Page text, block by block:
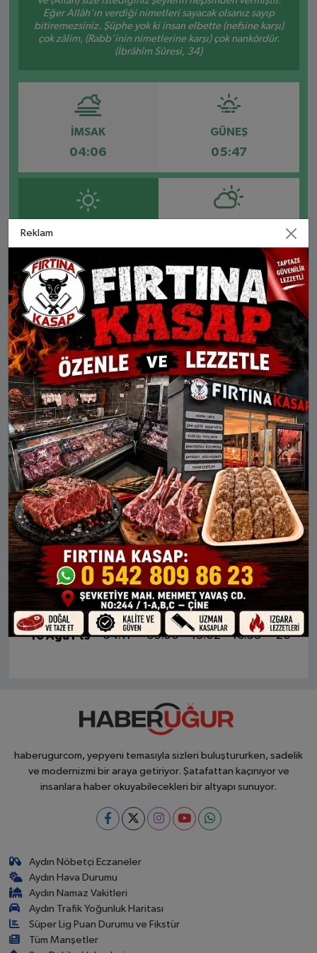
Eğer Allâh’ın verdiği nimetleri sayacak olsanız sayıp
bitiremezsiniz. Şüphe yok ki insan elbette (nefsine karşı)
çok zâlim, (Rabb’inin nimetlerine karşı) çok nankördür.
(İbrâhîm Sûresi, 34)
İMSAK
04:06
GÜNEŞ
05:47
13:03 16:55
AKŞAM
20:09
YATSI
21:42
Dörtdivan Gerede Göynük Kıbrıscık
Mengen Mudurnu Seben Yeniçağa
YENIÇAĞA AYLIK NAMAZ VAKITLERI
İMSAK GÜNEŞ ÖĞLE İKINDI AKŞAM
7 Ağu Cum
04:06 05:47 13:03 16:55
20:09
8 Ağu Cts
04:08 05:48 13:03 16:54
9 Ağu Paz
04:09 05:49 13:02 16:54
20:06
10 Ağu Pts
04:11 05:50 13:02 16:53 20:05
haberugurcom, yepyeni temasıyla sizleri buluştururken, sadelik
ve modernizmi bir araya getiriyor. Şatafattan kaçınıyor ve
insanlara haber okuyabilecekleri bir altyapı sunuyor.
Aydın Nöbetçi Eczaneler
Aydın Hava Durumu
Aydın Namaz Vakitleri
Aydın Trafik Yoğunluk Haritası
Süper Lig Puan Durumu ve Fikstür
Tüm Manşetler
Reklam